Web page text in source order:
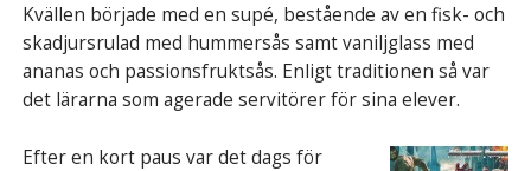
Kvällen började med en supé, bestående av en fisk- och
skadjursrulad med hummersås samt vaniljglass med
ananas och passionsfruktsås. Enligt traditionen så var
det lärarna som agerade servitörer för sina elever.
Efter en kort paus var det dags för